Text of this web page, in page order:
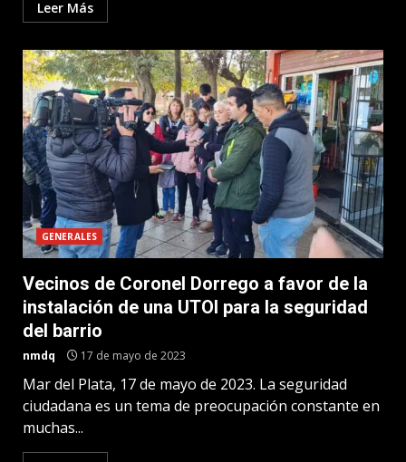
Leer Más
GENERALES
Vecinos de Coronel Dorrego a favor de la
instalación de una UTOI para la seguridad
del barrio
nmdq 17 de mayo de 2023
Mar del Plata, 17 de mayo de 2023. La seguridad
ciudadana es un tema de preocupación constante en
muchas...